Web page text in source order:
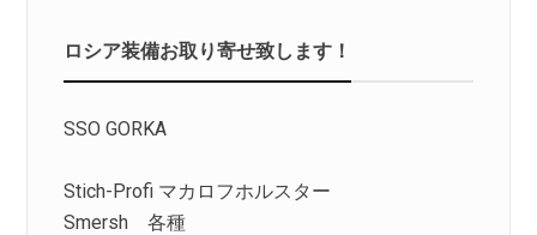
ロシア装備お取り寄せ致します！
SSO GORKA
Stich-Profi マカロフホルスター
Smersh 各種